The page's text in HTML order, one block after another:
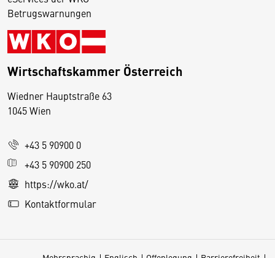
Betrugswarnungen
Wirtschaftskammer Österreich
Wiedner Hauptstraße 63
1045 Wien
+43 5 90900 0
+43 5 90900 250
https://wko.at/
Kontaktformular
D
s
e
S
e